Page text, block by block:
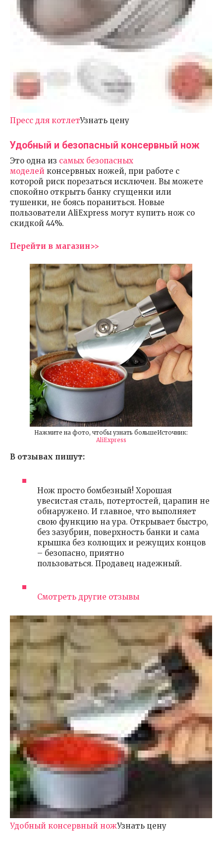
Пресс для котлетУзнать цену
Удобный и безопасный консервный нож
Это одна из самых безопасных
моделей консервных ножей, при работе с
которой риск порезаться исключен. Вы можете
спокойно открыть банку сгущенки или
тушенки, не боясь пораниться. Новые
пользователи AliExpress могут купить нож со
скидкой 44%.
Перейти в магазин>>
Нажмите на фото, чтобы узнать большеИсточник:
AliExpress
В отзывах пишут:
Нож просто бомбезный! Хорошая
увесистая сталь, потертостей, царапин не
обнаружено. И главное, что выполняет
свою функцию на ура. Открывает быстро,
без зазубрин, поверхность банки и сама
крышка без колющих и режущих концов
– безопасно, приятно
пользоваться. Продавец надежный.
Смотреть другие отзывы
Удобный консервный ножУзнать цену